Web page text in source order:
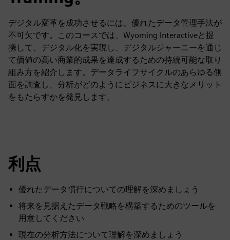
デジタル変革を成功させるには、優れたデータ管理手法が
不可欠です。このコースでは、Wyoming Interactiveと提
携して、デジタル化を実現し、デジタルジャーニーを通じ
て価値の高い商業的成果を達成するための持続可能な取り
組み方を紹介します。データライフサイクルのあらゆる側
面を調査し、分析がどのようにビジネスに大きなメリット
をもたらすかを発見します。
利点
優れたデータ慣行についての理解を深めましょう
将来を見据えたデータ戦略を構築するためのツールを
用意してください
現在の分析方法について理解を深めましょう